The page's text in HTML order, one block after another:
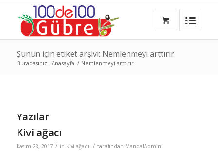
Şunun için etiket arşivi: Nemlenmeyi arttırır
Buradasınız: Anasayfa / Nemlenmeyi arttırır
Yazılar
Kivi ağacı
Kasım 28, 2017 / in Kivi ağacı / tarafından MandalAdmin